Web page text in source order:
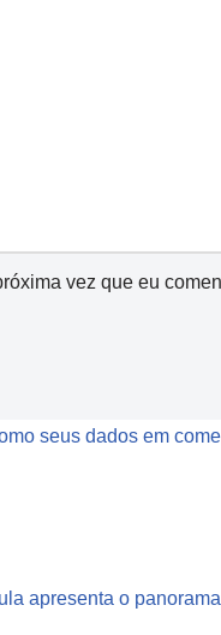
vez que eu
seus dados em
apresenta o